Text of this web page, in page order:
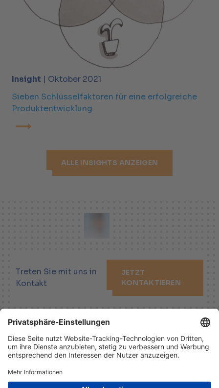
Insight | Oktober 2021
Sieben Schlüsselfaktoren für eine erfolgreiche
Produktentwicklung
ALLE INSIGHTS ANZEIGEN
Treten Sie mit uns in
Kontakt
JETZT
KONTAKTIEREN